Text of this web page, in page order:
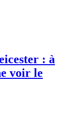
: à
voir le